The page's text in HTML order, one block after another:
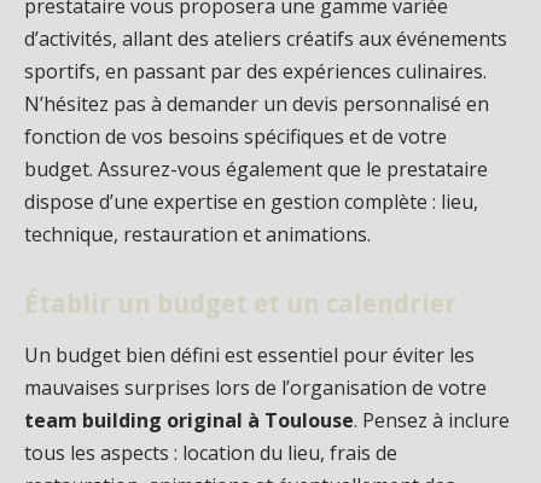
prestataire vous proposera une gamme variée
d’activités, allant des ateliers créatifs aux événements
sportifs, en passant par des expériences culinaires.
N’hésitez pas à demander un devis personnalisé en
fonction de vos besoins spécifiques et de votre
budget. Assurez-vous également que le prestataire
dispose d’une expertise en gestion complète : lieu,
technique, restauration et animations.
Établir un budget et un calendrier
Un budget bien défini est essentiel pour éviter les
mauvaises surprises lors de l’organisation de votre
team building original à Toulouse. Pensez à inclure
tous les aspects : location du lieu, frais de